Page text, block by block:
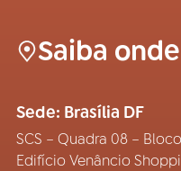
Saiba
Sede: Brasília DF
SCS – Quadra 08 –
Edifício Venâncio